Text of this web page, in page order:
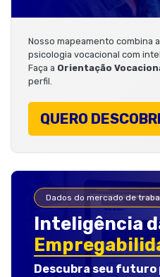
Nosso mapeamento combina
psicologia vocacional com
Faça a Orientação
perfil.
QUERO
Dados do mercado de
Inteligência
Descubra seu futuro